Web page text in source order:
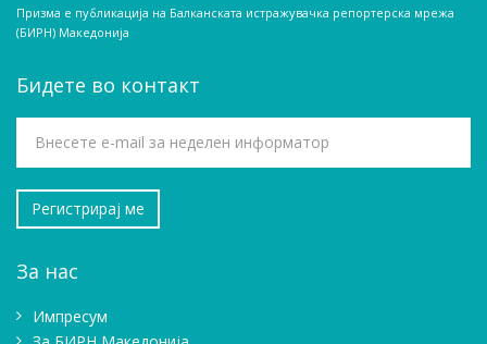
Призма е публикација на Балканската истражувачка репортерска мрежа
(БИРН) Македонија
Бидете во контакт
За нас
Импресум